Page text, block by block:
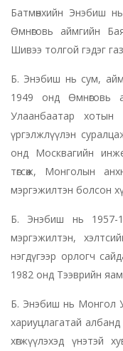
Батмөнхийн Энэбиш
Өмнөговь аймгийн
Шивээ толгой гэдэг
Б. Энэбиш нь сум,
1949 онд Өмнөговь
Улаанбаатар хотын
үргэлжлүүлэн
онд Москвагийн
төгсөж, Монголын
мэргэжилтэн болсон
Б. Энэбиш нь 1957-
мэргэжилтэн,
нэгдүгээр орлогч
1982 онд Тээврийн
Б. Энэбиш нь Монгол
хариуцлагатай
хөгжүүлэхэд үнэтэй